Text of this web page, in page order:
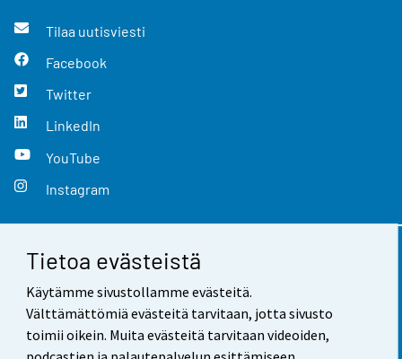
Tietoa evästeistä
Käytämme sivustollamme evästeitä.
Välttämättömiä evästeitä tarvitaan, jotta sivusto
toimii oikein. Muita evästeitä tarvitaan videoiden,
Tilaa uutisviesti
Facebook
Twitter
LinkedIn
YouTube
Instagram
Yhteystiedot
Palaute
Käyttöehdot